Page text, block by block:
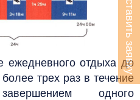
ежедневного отдыха до
трех раз в течение
одного
Оставить заявку